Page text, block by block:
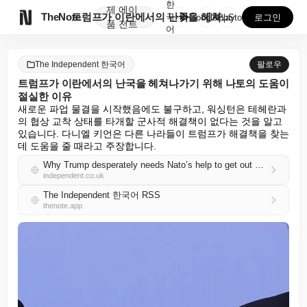
TheNote
제
품
에이
전트
트럼프가 이란에서의 난국을 헤쳐나가기 위해 나토의 도움...
한
국
어
GooglePlay
AppStore 로그인
The Independent 한국어 팔로우
트럼프가 이란에서의 난국을 헤쳐나가기 위해 나토의 도움이
절실한 이유
새로운 파업 물결을 시작했음에도 불구하고, 워싱턴은 테헤란과
의 협상 교착 상태를 타개할 군사적 해결책이 없다는 것을 알고
있습니다. 다니엘 키언은 다른 나라들이 트럼프가 해결책을 찾는
데 도움을 줄 때라고 주장합니다.
Why Trump desperately needs Nato’s help to get out of his mess in Iran
independent.co.uk
The Independent 한국어 RSS
thenote.app